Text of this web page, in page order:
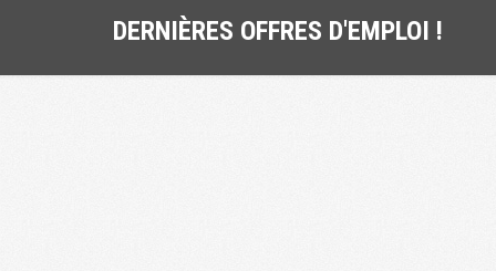
DERNIÈRES OFFRES D'EMPLOI !